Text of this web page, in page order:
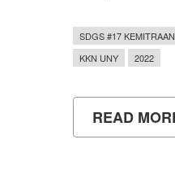
SDGS #17 KEMITRAAN
KKN UNY
2022
READ